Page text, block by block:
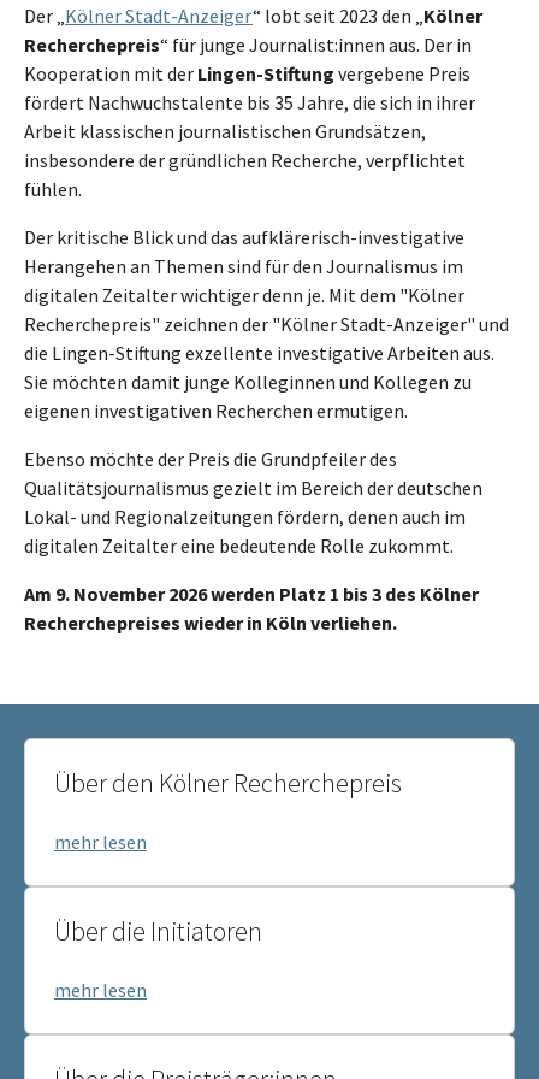
Der „ Kölner Stadt-Anzeiger“ lobt seit 2023 den „ Kölner
Recherchepreis“ für junge Journalist:innen aus. Der in
Kooperation mit der Lingen-Stiftung vergebene Preis
fördert Nachwuchstalente bis 35 Jahre, die sich in ihrer
Arbeit klassischen journalistischen Grundsätzen,
insbesondere der gründlichen Recherche, verpflichtet
fühlen.
Der kritische Blick und das aufklärerisch-investigative
Herangehen an Themen sind für den Journalismus im
digitalen Zeitalter wichtiger denn je. Mit dem "Kölner
Recherchepreis" zeichnen der "Kölner Stadt-Anzeiger" und
die Lingen-Stiftung exzellente investigative Arbeiten aus.
Sie möchten damit junge Kolleginnen und Kollegen zu
eigenen investigativen Recherchen ermutigen.
Ebenso möchte der Preis die Grundpfeiler des
Qualitätsjournalismus gezielt im Bereich der deutschen
Lokal- und Regionalzeitungen fördern, denen auch im
digitalen Zeitalter eine bedeutende Rolle zukommt.
Am 9. November 2026 werden Platz 1 bis 3 des Kölner
Recherchepreises wieder in Köln verliehen.
Über den Kölner Recherchepreis
mehr lesen
Über die Initiatoren
mehr lesen